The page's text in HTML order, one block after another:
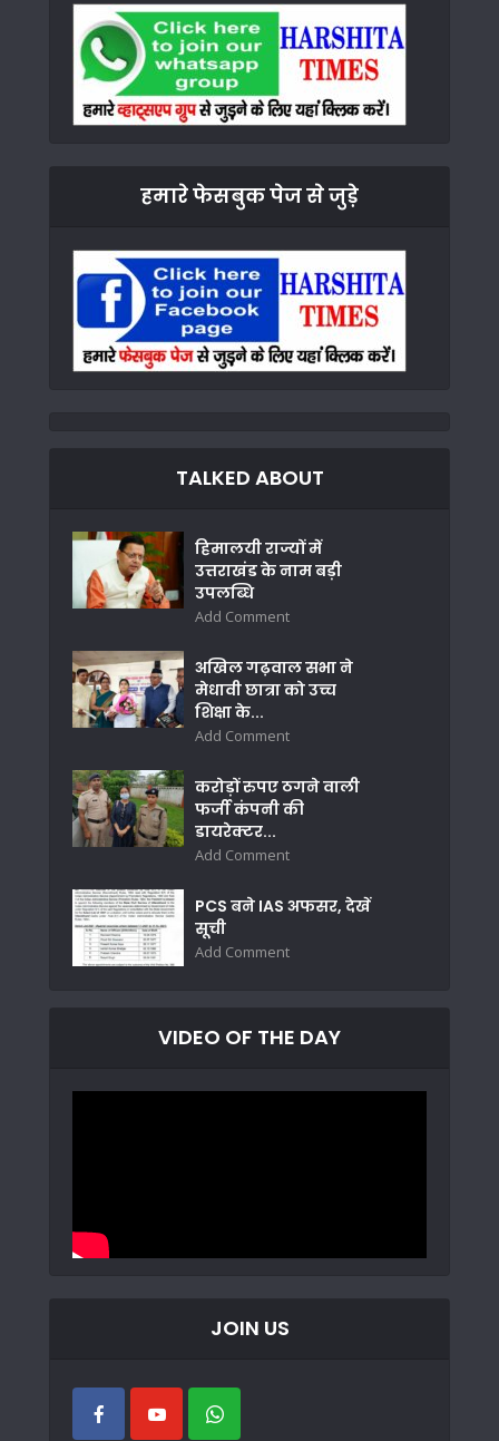
हमारे फेसबुक पेज से जुड़े
TALKED ABOUT
हिमालयी राज्यों में
उत्तराखंड के नाम बड़ी
उपलब्धि
Add Comment
अखिल गढ़वाल सभा ने
मेधावी छात्रा को उच्च
शिक्षा के...
Add Comment
करोड़ों रुपए ठगने वाली
फर्जी कंपनी की
डायरेक्टर...
Add Comment
PCS बने IAS अफसर, देखें
सूची
Add Comment
VIDEO OF THE DAY
JOIN US